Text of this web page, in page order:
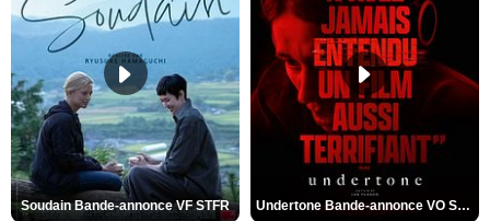
Soudain Bande-annonce VF STFR Undertone Bande-annonce VO STFR